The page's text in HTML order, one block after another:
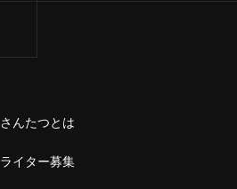
さんたつとは
ライター募集